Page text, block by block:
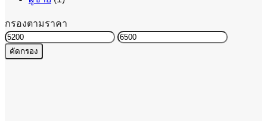
กรองตามราคา
ราคา
ต่ำ
ราคา
คัดกรอง